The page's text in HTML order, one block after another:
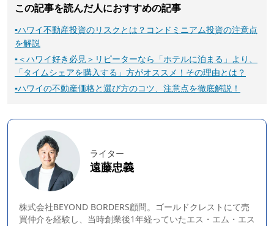
この記事を読んだ人におすすめの記事
▪ハワイ不動産投資のリスクとは？コンドミニアム投資の注意点
を解説
▪＜ハワイ好き必見＞リピーターなら「ホテルに泊まる」より、
「タイムシェアを購入する」方がオススメ！その理由とは？
▪ハワイの不動産価格と選び方のコツ、注意点を徹底解説！
ライター
遠藤忠義
株式会社BEYOND BORDERS顧問。ゴールドクレストにて売
買仲介を経験し、当時創業後1年経っていたエス・エム・エス